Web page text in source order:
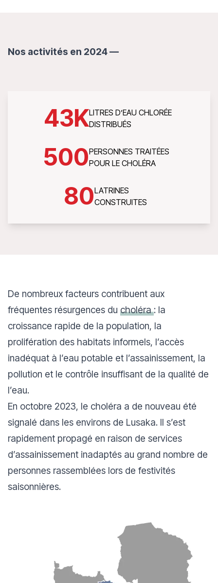
Nos activités en 2024—
43KLITRES D’EAU CHLORÉE
DISTRIBUÉS
500PERSONNES TRAITÉES
POUR LE CHOLÉRA
80LATRINES
CONSTRUITES
De nombreux facteurs contribuent aux
fréquentes résurgences du choléra: la
croissance rapide de la population, la
prolifération des habitats informels, l’accès
inadéquat à l’eau potable et l’assainissement, la
pollution et le contrôle insuffisant de la qualité de
l’eau.
En octobre 2023, le choléra a de nouveau été
signalé dans les environs de Lusaka. Il s’est
rapidement propagé en raison de services
d’assainissement inadaptés au grand nombre de
personnes rassemblées lors de festivités
saisonnières.